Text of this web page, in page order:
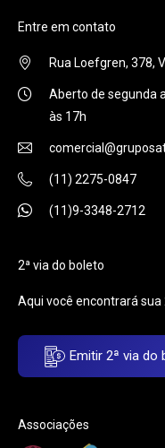
Entre em contato
Rua Loefgren, 378,
Aberto de segunda
às 17h
(11) 2275-0847
(11)9-3348-2712
2ª via do boleto
Aqui você encontrará
Emitir 2ª via do
Associações